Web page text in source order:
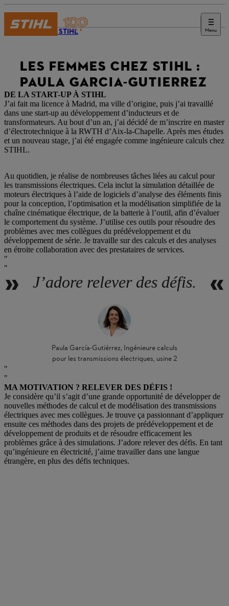
Menu
Journal STIHL
LES FEMMES CHEZ STIHL :
PAULA GARCIA-GUTIERREZ
DE LA START-UP À STIHL
J’ai fait ma licence à Madrid, ma ville d’origine, puis j’ai travaillé
dans une start-up au développement d’inducteurs et de
transformateurs. Au bout d’un an, j’ai décidé de m’inscrire en master
d’électrotechnique à la RWTH d’Aix-la-Chapelle. Après mes études
et un nouveau stage, j’ai été engagée comme ingénieure calculs chez
STIHL.
Au quotidien, je réalise de nombreuses tâches liées au calcul pour
les transmissions électriques. Cela inclut la simulation détaillée de
moteurs électriques à l’aide de logiciels d’analyse des éléments finis
pour la conception, l’optimisation et la modélisation simplifiée de la
chaîne cinématique électrique, de la batterie à l’outil, afin d’évaluer
le comportement du système. J’utilise ces outils pour résoudre des
problèmes avec mes collègues du prédéveloppement et du
développement de série. Je travaille sur des calculs et des analyses
en étroite collaboration avec des prestataires de services.
J’adore relever des défis.
Paula García-Gutiérrez, Ingénieure calculs
pour les transmissions électriques, usine 2
MA MOTIVATION ? RELEVER DES DÉFIS !
Je considère qu’il s’agit d’une grande opportunité de développer de
nouvelles méthodes de calcul et de modélisation des transmissions
électriques avec mes collègues. Je trouve ça passionnant d’appliquer
ensuite ces méthodes dans des projets de prédéveloppement et de
développement de produits et de résoudre efficacement les
problèmes grâce à des simulations. J’adore relever des défis. En tant
qu’ingénieure en électricité, j’aime travailler dans une langue
étrangère, en plus des défis techniques.